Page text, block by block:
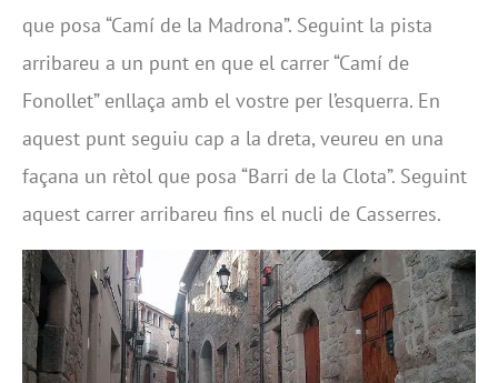
que posa “Camí de la Madrona”. Seguint la pista
arribareu a un punt en que el carrer “Camí de
Fonollet” enllaça amb el vostre per l’esquerra. En
aquest punt seguiu cap a la dreta, veureu en una
façana un rètol que posa “Barri de la Clota”. Seguint
aquest carrer arribareu fins el nucli de Casserres.